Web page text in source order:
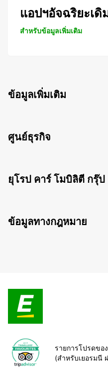
แอปฯอัจฉริยะเ
สำหรับข้อมูลเพิ่มเติม
ข้อมูลเพิ่มเติม
ศูนย์ธุรกิจ
ยุโรป คาร์ โมบิลิตี กรุ๊ป
ข้อมูลทางกฎหมาย
รายการโปรดขอ
(สำหรับเยอรมนี